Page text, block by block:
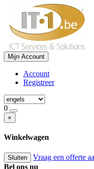
Mijn Account
Account
Registreer
0
×
Winkelwagen
Sluiten Vraag een offerte
Bel ons nu